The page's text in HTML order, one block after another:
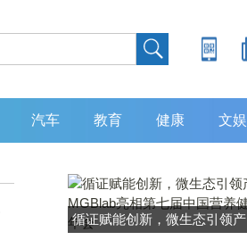
汽车 教育 健康 文娱
灵敏度超 80% 特异性 99%！